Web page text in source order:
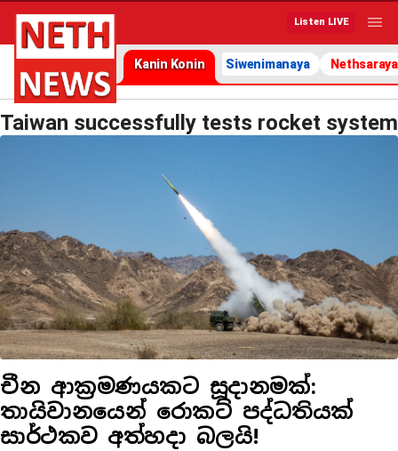
Listen LIVE
Kanin Konin Siwenimanaya Nethsaraya
Taiwan successfully tests rocket system
චීන ආක්‍රමණයකට සූදානමක්:
තායිවානයෙන් රොකට් පද්ධතියක්
සාර්ථකව අත්හදා බලයි!